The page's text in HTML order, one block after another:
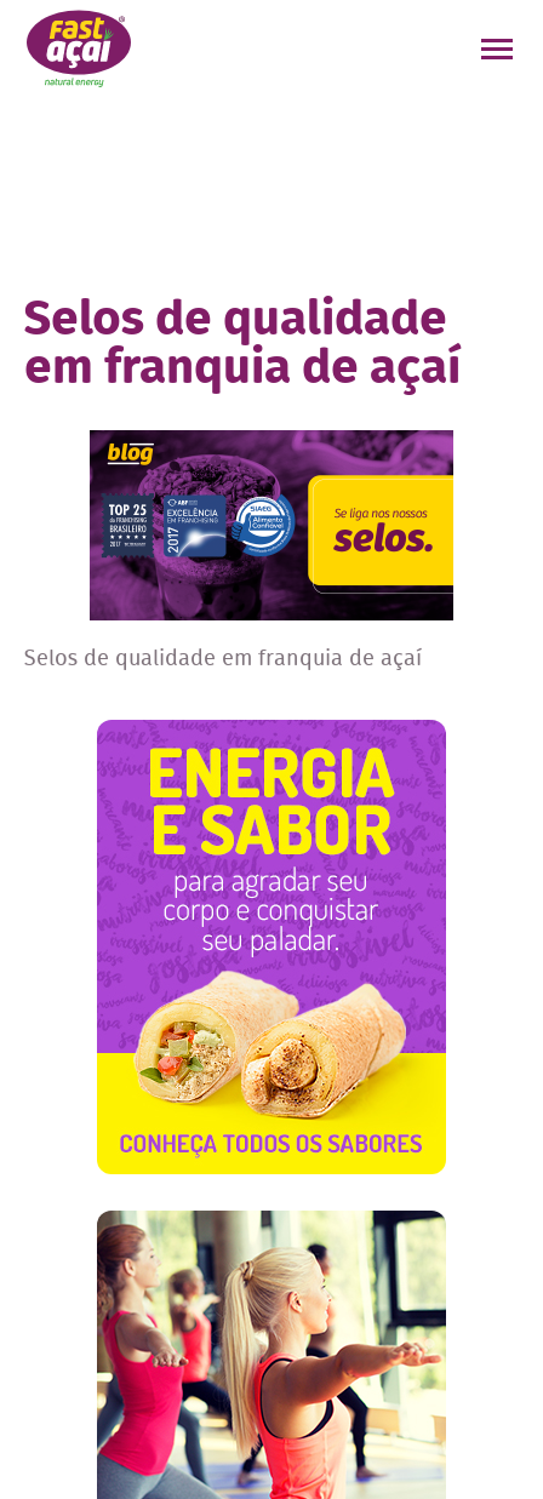
Selos de qualidade
em franquia de açaí
Selos de qualidade em franquia de açaí